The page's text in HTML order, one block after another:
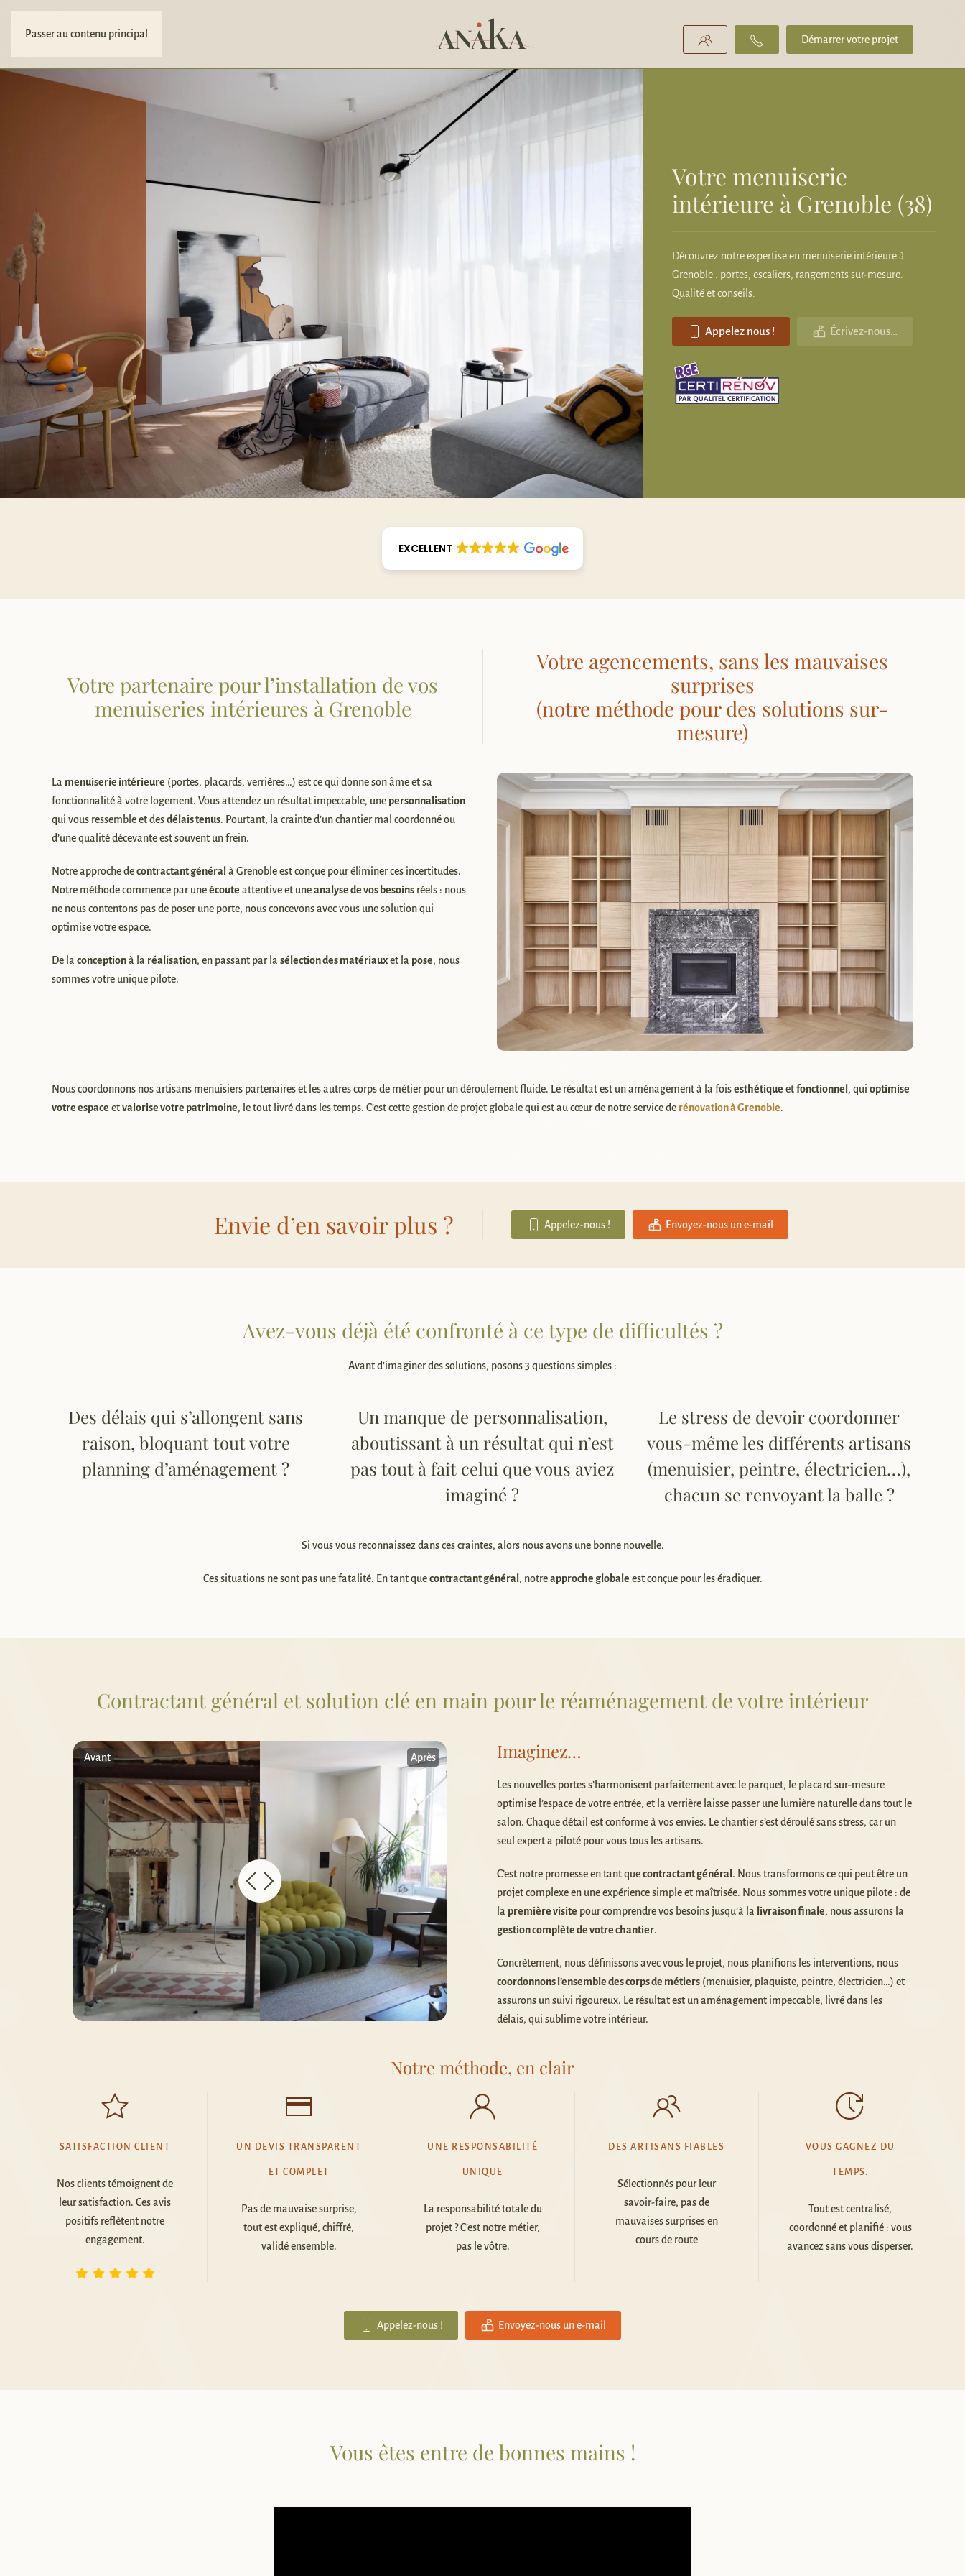
Passer au contenu principal Démarrer votre projet
Votre menuiserie
intérieure à Grenoble (38)
Découvrez notre expertise en menuiserie intérieure à
Grenoble : portes, escaliers, rangements sur-mesure.
Qualité et conseils.
Appelez nous ! Écrivez-nous…
EXCELLENT
Votre partenaire pour l’installation de vos
menuiseries intérieures à Grenoble
Votre agencements, sans les mauvaises
surprises
(notre méthode pour des solutions sur-
mesure)
La menuiserie intérieure (portes, placards, verrières…) est ce qui donne son âme et sa
fonctionnalité à votre logement. Vous attendez un résultat impeccable, une personnalisation
qui vous ressemble et desdélais tenus. Pourtant, la crainte d’un chantier mal coordonné ou
d’une qualité décevante est souvent un frein.
Notre approche decontractant général à Grenoble est conçue pour éliminer ces incertitudes.
Notre méthode commence par uneécoute attentive et uneanalyse de vos besoins réels : nous
ne nous contentons pas de poser une porte, nous concevons avec vous une solution qui
optimise votre espace.
De la conceptionà la réalisation, en passant par la sélection des matériauxet la pose, nous
sommes votre unique pilote.
Nous coordonnons nos artisans menuisiers partenaires et les autres corps de métier pour un déroulement fluide. Le résultat est un aménagement à la foisesthétique etfonctionnel , qui optimise
votre espace etvalorise votre patrimoine, le tout livré dans les temps. C’est cette gestion de projet globale qui est au cœur de notre service de rénovation à Grenoble.
Envie d’en savoir plus ? Appelez-nous ! Envoyez-nous un e-mail
Avez-vous déjà été confronté à ce type de difficultés ?
Avant d’imaginer des solutions, posons 3 questions simples :
Des délais qui s’allongent sans
raison, bloquant tout votre
planning d’aménagement ?
Un manque de personnalisation,
aboutissant à un résultat qui n’est
pas tout à fait celui que vous aviez
imaginé ?
Le stress de devoir coordonner
vous-même les différents artisans
(menuisier, peintre, électricien…),
chacun se renvoyant la balle ?
Si vous vous reconnaissez dans ces craintes, alors nous avons une bonne nouvelle.
Ces situations ne sont pas une fatalité. En tant quecontractant général , notreapproche globale est conçue pour les éradiquer.
Contractant général et solution clé en main pour le réaménagement de votre intérieur
Après
Avant Imaginez…
Les nouvelles portes s’harmonisent parfaitement avec le parquet, le placard sur-mesure
optimise l’espace de votre entrée, et la verrière laisse passer une lumière naturelle dans tout le
salon. Chaque détail est conforme à vos envies. Le chantier s’est déroulé sans stress, car un
seul expert a piloté pour vous tous les artisans.
C’est notre promesse en tant quecontractant général . Nous transformons ce qui peut être un
projet complexe en une expérience simple et maîtrisée. Nous sommes votre unique pilote : de
la première visite pour comprendre vos besoins jusqu’à la livraison finale, nous assurons la
gestion complète de votre chantier.
Concrètement, nous définissons avec vous le projet, nous planifions les interventions, nous
coordonnons l’ensemble des corps de métiers (menuisier, plaquiste, peintre, électricien…) et
assurons un suivi rigoureux. Le résultat est un aménagement impeccable, livré dans les
délais, qui sublime votre intérieur.
Notre méthode, en clair
SATISFACTION CLIENT
Nos clients témoignent de
leur satisfaction. Ces avis
positifs reflètent notre
engagement.
UN DEVIS TRANSPARENT
ET COMPLET
Pas de mauvaise surprise,
tout est expliqué, chiffré,
validé ensemble.
UNE RESPONSABILITÉ
UNIQUE
La responsabilité totale du
projet ? C’est notre métier,
pas le vôtre.
DES ARTISANS FIABLES
Sélectionnés pour leur
savoir-faire, pas de
mauvaises surprises en
cours de route
VOUS GAGNEZ DU
TEMPS.
Tout est centralisé,
coordonné et planifié : vous
avancez sans vous disperser.
Appelez-nous ! Envoyez-nous un e-mail
Vous êtes entre de bonnes mains !